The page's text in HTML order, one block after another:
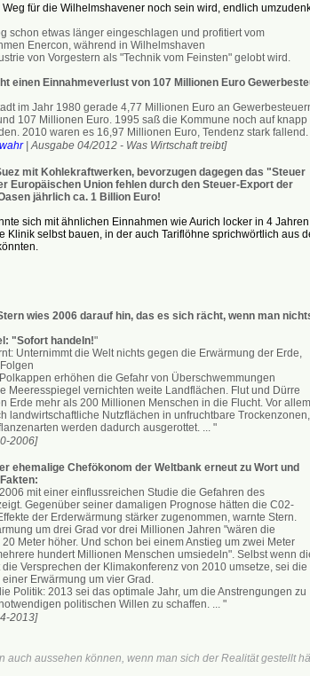
für die Wilhelmshavener noch sein wird, endlich
schon etwas länger eingeschlagen und profitiert vom
Enercon, während in Wilhelmshaven
von Vorgestern als "Technik vom Feinsten" gelobt wird.
einen Einnahmeverlust von 107 Millionen Euro
im Jahr 1980 gerade 4,77 Millionen Euro an
107 Millionen Euro. 1995 saß die Kommune noch auf knapp
2010 waren es 16,97 Millionen Euro, Tendenz stark fallend.
| Ausgabe 04/2012 - Was Wirtschaft treibt]
mit Kohlekraftwerken, bevorzugen dagegen das "Steuer
Europäischen Union fehlen durch den Steuer-Export der
jährlich ca. 1 Billion Euro!
sich mit ähnlichen Einnahmen wie Aurich locker in 4 Jahren
Klinik selbst bauen, in der auch Tariflöhne sprichwörtlich aus
wies 2006 darauf hin, das es sich rächt, wenn man
"Sofort handeln!"
Unternimmt die Welt nichts gegen die Erwärmung der Erde,
erhöhen die Gefahr von Überschwemmungen
Meeresspiegel vernichten weite Landflächen. Flut und Dürre
Erde mehr als 200 Millionen Menschen in die Flucht. Vor
landwirtschaftliche Nutzflächen in unfruchtbare Trockenzonen,
werden dadurch ausgerottet. ... "
2006]
ehemalige Chefökonom der Weltbank erneut zu Wort und
mit einer einflussreichen Studie die Gefahren des
Gegenüber seiner damaligen Prognose hätten die C02-
der Erderwärmung stärker zugenommen, warnte Stern.
um drei Grad vor drei Millionen Jahren "wären die
Meter höher. Und schon bei einem Anstieg um zwei Meter
hundert Millionen Menschen umsiedeln". Selbst wenn
Versprechen der Klimakonferenz von 2010 umsetze, sei die
Erwärmung um vier Grad.
Politik: 2013 sei das optimale Jahr, um die Anstrengungen zu
politischen Willen zu schaffen. ... "
2013]
auch aussehen können, wenn man sich der Realität gestellt